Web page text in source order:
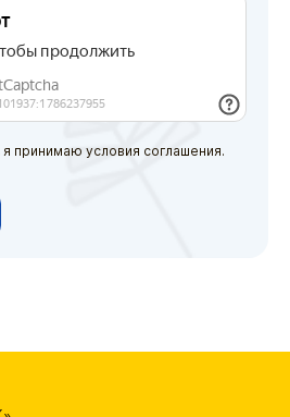
принимаю условия соглашения.